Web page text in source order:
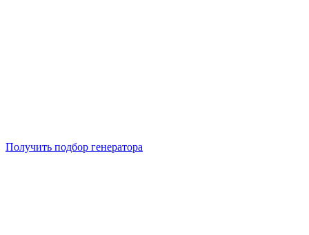
Получить подбор генератора